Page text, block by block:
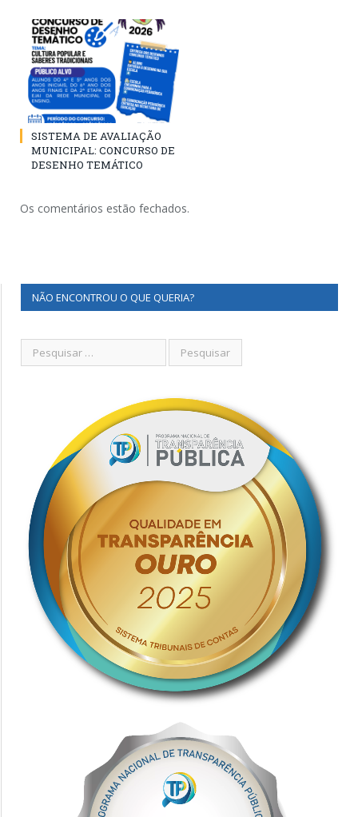
SISTEMA DE AVALIAÇÃO
MUNICIPAL: CONCURSO DE
DESENHO TEMÁTICO
Os comentários estão fechados.
NÃO ENCONTROU O QUE QUERIA?